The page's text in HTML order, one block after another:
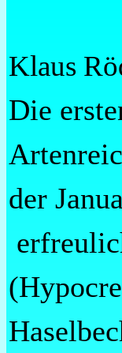
Klaus
Die
der